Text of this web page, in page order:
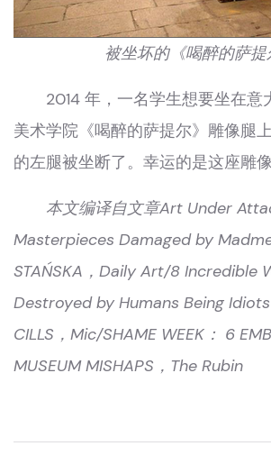
被坐坏的《喝醉的萨提
2014 年，一名学生想要坐在意
美术学院《喝醉的萨提尔》雕像腿
的左腿被坐断了。幸运的是这座雕像
本文编译自文章Art Under
Masterpieces Damaged by
STAŃSKA，Daily Art/8 Incredible
Destroyed by Humans Being Idiots
CILLS，Mic/SHAME WEEK： 6
MUSEUM MISHAPS，The Rubin